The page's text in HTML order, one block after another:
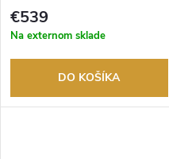
rokov. Až 100 dní na vrátenie
tovaru. Autorizovaný predajca.
€539
Na externom sklade
DO KOŠÍKA